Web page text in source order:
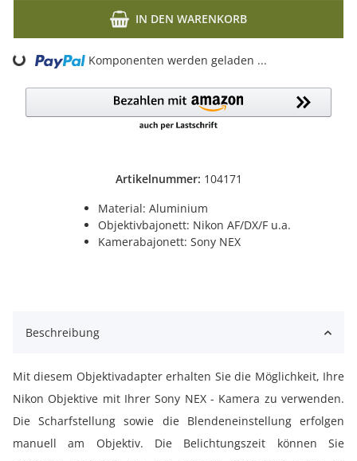
Artikelnummer: 104171
Material: Aluminium
Objektivbajonett: Nikon AF/DX/F u.a.
Kamerabajonett: Sony NEX
IN DEN WARENKORB
Komponenten werden geladen ...
Beschreibung
Mit diesem Objektivadapter erhalten Sie die Möglichkeit, Ihre
Nikon Objektive mit Ihrer Sony NEX - Kamera zu verwenden.
Die Scharfstellung sowie die Blendeneinstellung erfolgen
manuell am Objektiv. Die Belichtungszeit können Sie